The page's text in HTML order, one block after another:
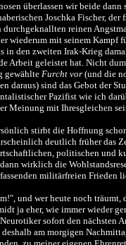
überlassen wir beide dann
Joschka Fischer, der
durchgeknallten reinen
wiederum mit seinem Kampf
in den zweiten Irak-Krieg
Arbeit geleistet hat. Nicht
gewählteFurcht vor (und die
daraus) sind das Gebot der
Pazifist wie ich
Meinung mit Ihresgleichen
stirbt die Hoffnung
deutlich früher das
politischen und
wirklich die
militärfreien Frieden
und wer heute noch träumt,
ja eher, wie immer wieder
sofort den nächsten
am morgigen